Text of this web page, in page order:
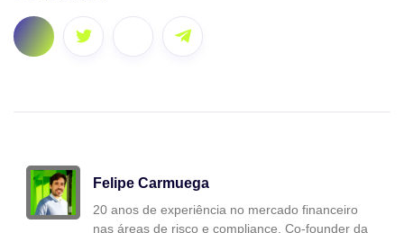
Felipe Carmuega
20 anos de experiência no mercado financeiro
nas áreas de risco e compliance. Co-founder da